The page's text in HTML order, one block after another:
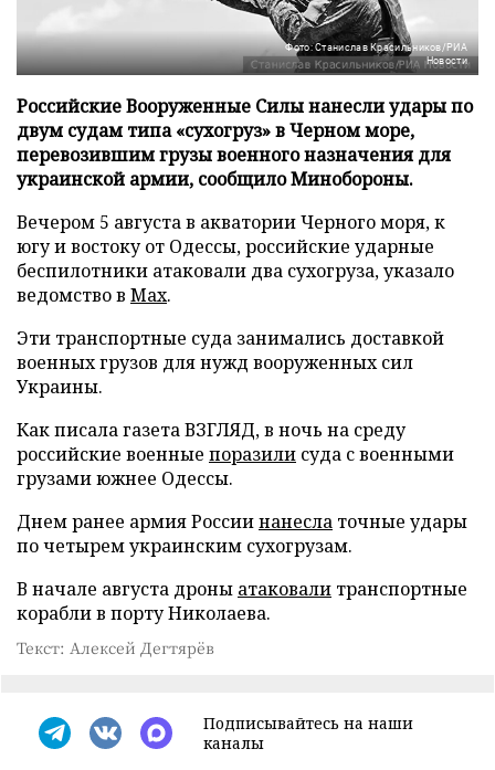
Фото: Станислав Красильников/РИА
Новости
Российские Вооруженные Силы нанесли удары по
двум судам типа «сухогруз» в Черном море,
перевозившим грузы военного назначения для
украинской армии, сообщило Минобороны.
Вечером 5 августа в акватории Черного моря, к
югу и востоку от Одессы, российские ударные
беспилотники атаковали два сухогруза, указало
ведомство в Max.
Эти транспортные суда занимались доставкой
военных грузов для нужд вооруженных сил
Украины.
Как писала газета ВЗГЛЯД, в ночь на среду
российские военные поразили суда с военными
грузами южнее Одессы.
Днем ранее армия Россиинанесла точные удары
по четырем украинским сухогрузам.
В начале августа дроны атаковали транспортные
корабли в порту Николаева.
Текст: Алексей Дегтярёв
Подписывайтесь на наши
каналы